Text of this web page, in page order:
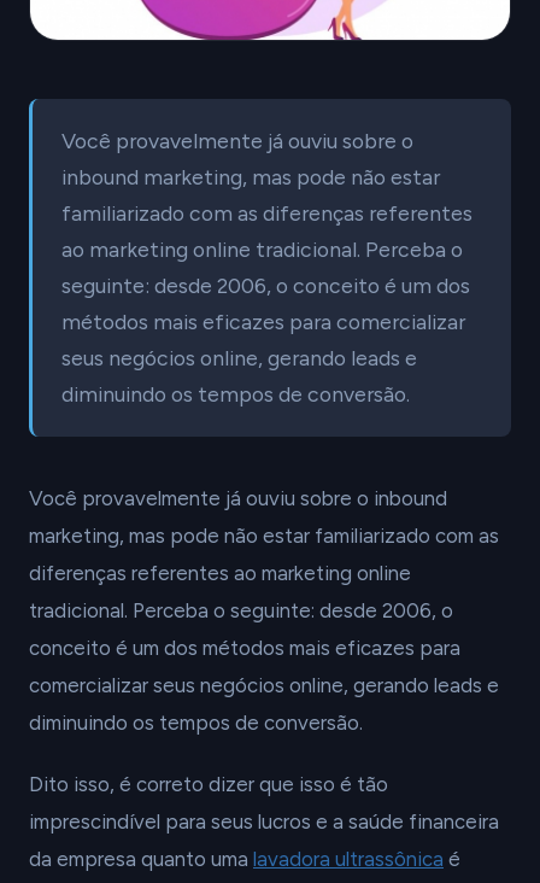
Você provavelmente já ouviu sobre o
inbound marketing, mas pode não estar
familiarizado com as diferenças referentes
ao marketing online tradicional. Perceba o
seguinte: desde 2006, o conceito é um dos
métodos mais eficazes para comercializar
seus negócios online, gerando leads e
diminuindo os tempos de conversão.
Você provavelmente já ouviu sobre o inbound
marketing, mas pode não estar familiarizado com as
diferenças referentes ao marketing online
tradicional. Perceba o seguinte: desde 2006, o
conceito é um dos métodos mais eficazes para
comercializar seus negócios online, gerando leads e
diminuindo os tempos de conversão.
Dito isso, é correto dizer que isso é tão
imprescindível para seus lucros e a saúde financeira
da empresa quanto uma lavadora ultrassônica é